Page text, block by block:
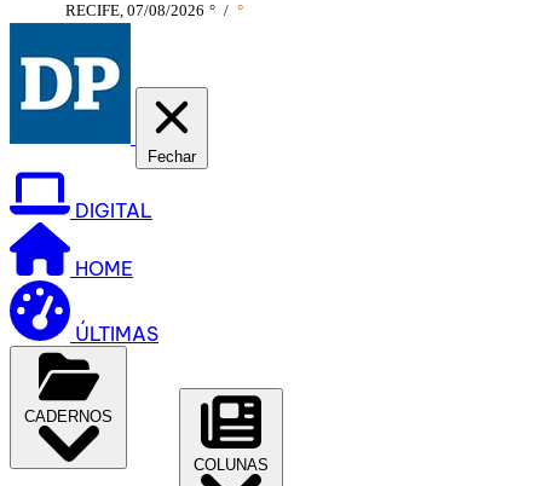
RECIFE, 07/08/2026 ° / °
Fechar
DIGITAL
HOME
ÚLTIMAS
CADERNOS
COLUNAS